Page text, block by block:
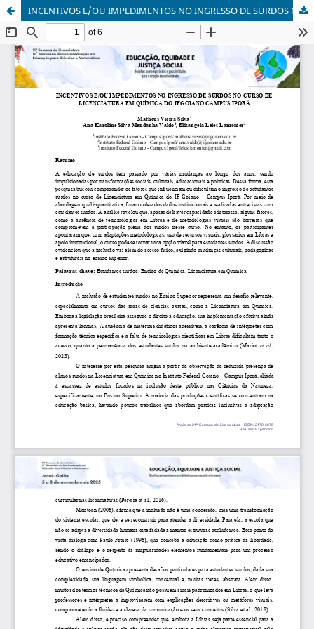
INCENTIVOS E/OU IMPEDIMENTOS NO INGRESSO DE SURDOS NO CURSO DE LICENCIATURA EM QUÍMICA DO IFGOIANO CAMPUS IPORÁ